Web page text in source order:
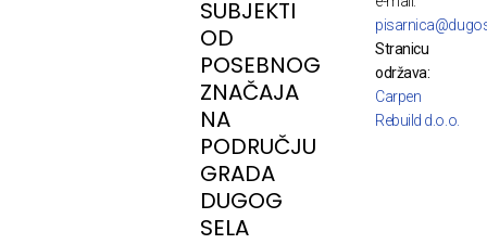
SUBJEKTI
OD
POSEBNOG
ZNAČAJA
NA
PODRUČJU
GRADA
DUGOG
SELA
Stranicu
održava:
Carpen
Rebuild d.o.o.